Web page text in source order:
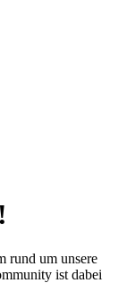
rund um unsere
ist dabei